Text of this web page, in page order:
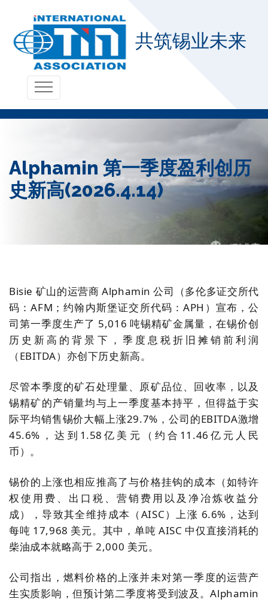
共筑锡业未来
Alphamin 第一季度盈利创历
史新高(2026.4.14)
Bisie 矿山的运营商 Alphamin公司（多伦多证交所代
码：AFM ；约翰内斯堡证交所代码：APH ）宣布，公
司第一季度生产了 5,016吨锡精矿金属量，在锡价创
历史新高的背景下，季度息税折旧摊销前利润
（EBITDA）亦创下历史新高。
尽管本季度的矿石处理量、原矿品位、回收率，以及
锡精矿的产销量均与上一季度基本持平，但得益于实
际平均销售锡价大幅上涨29.7% ，公司的EBITDA激增
45.6% ，达到 1.58 亿美元（约合 11.46 亿元人民
币）。
锡价的上涨也相应推高了与价格挂钩的成本（如特许
权使用费、出口税、营销费用以及净冶炼收益分
成），导致其全维持成本（AISC）上涨 6.6% ，达到
每吨 17,968 美元。其中，单吨 AISC 中仅直接消耗的
柴油成本就略高于 2,000 美元。
公司指出，燃料价格的上涨并未对第一季度的运营产
生实质影响，但预计第二季度将受到波及。Alphamin